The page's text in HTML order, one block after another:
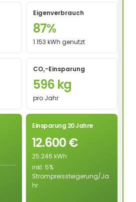
Eigenverbrauch
87%
1.153 kWh genutzt
CO₂-Einsparung
596 kg
pro Jahr
Einsparung 20 Jahre
12.600 €
25.246 kWh
inkl. 5%
Strompreissteigerung/Ja
hr